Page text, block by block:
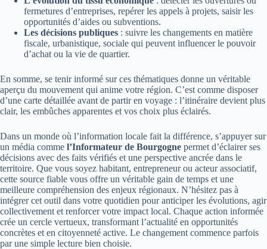
fermetures d’entreprises, repérer les appels à projets, saisir les
opportunités d’aides ou subventions.
Les décisions publiques : suivre les changements en matière
fiscale, urbanistique, sociale qui peuvent influencer le pouvoir
d’achat ou la vie de quartier.
En somme, se tenir informé sur ces thématiques donne un véritable
aperçu du mouvement qui anime votre région. C’est comme disposer
d’une carte détaillée avant de partir en voyage : l’itinéraire devient plus
clair, les embûches apparentes et vos choix plus éclairés.
Dans un monde où l’information locale fait la différence, s’appuyer sur
un média comme l’Informateur de Bourgogne permet d’éclairer ses
décisions avec des faits vérifiés et une perspective ancrée dans le
territoire. Que vous soyez habitant, entrepreneur ou acteur associatif,
cette source fiable vous offre un véritable gain de temps et une
meilleure compréhension des enjeux régionaux. N’hésitez pas à
intégrer cet outil dans votre quotidien pour anticiper les évolutions, agir
collectivement et renforcer votre impact local. Chaque action informée
crée un cercle vertueux, transformant l’actualité en opportunités
concrètes et en citoyenneté active. Le changement commence parfois
par une simple lecture bien choisie.